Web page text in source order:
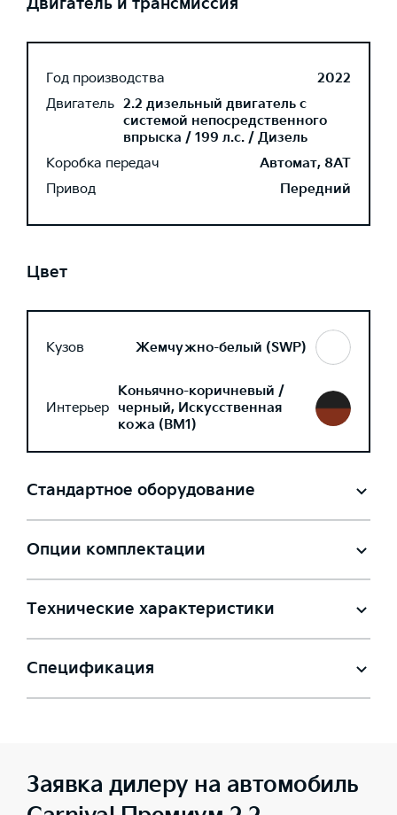
Двигатель и трансмиссия
Год производства
2022
Двигатель 2.2 дизельный двигатель с
системой непосредственного
впрыска / 199 л.с. / Дизель
Коробка передач
Автомат, 8AT
Привод
Передний
Цвет
Кузов Жемчужно-белый (SWP)
Интерьер
Коньячно-коричневый /
черный, Искусственная
кожа (BM1)
Стандартное оборудование
Опции комплектации
Технические характеристики
Спецификация
Заявка дилеру на автомобиль